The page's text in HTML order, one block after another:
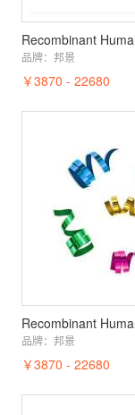
Recombinant
品牌： 邦景
￥3870 - 22680
Recombinant
品牌： 邦景
￥3870 - 22680